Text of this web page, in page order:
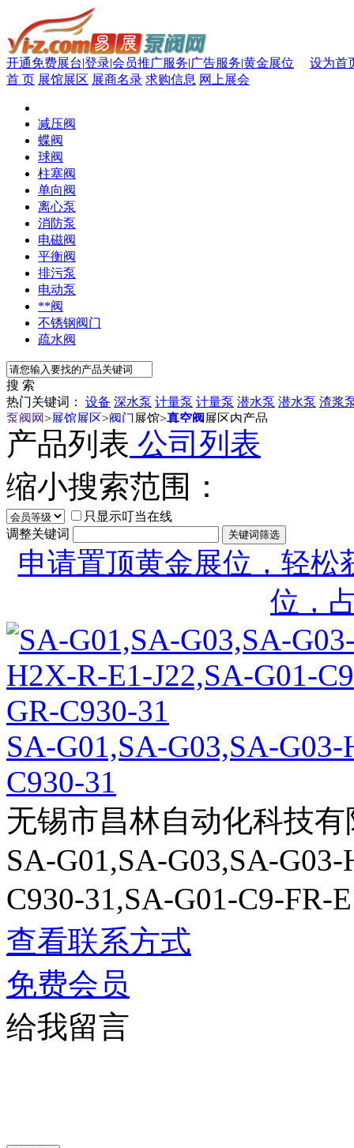
开通免费展台|登录|会员推广服务|广告服务|黄金展位
设为首
首 页 展馆展区 展商名录 求购信息 网上展会
减压阀
蝶阀
球阀
柱塞阀
单向阀
离心泵
消防泵
电磁阀
平衡阀
排污泵
电动泵
**阀
不锈钢阀门
疏水阀
搜 索
热门关键词： 设备 深水泵 计量泵 计量泵 潜水泵 潜水泵 渣浆
泵阀网>展馆展区>阀门 展馆>真空阀 展区内产品
产品列表 公司列表
缩小搜索范围：
只显示叮当在线
调整关键词
申请置顶黄金展位，轻松
位，
SA-G01,SA-G03,SA-
C930-31
无锡市昌林自动化科技有
SA-G01,SA-G03,SA-
C930-31,SA-G01-C9-
查看联系方式
免费会员
给我留言